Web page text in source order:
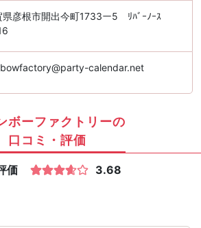
県彦根市開出今町1733ー5 ﾘﾊﾞｰﾉｰｽ
calendar.net
ボーファクトリーの
口コミ・評価
価 3.68